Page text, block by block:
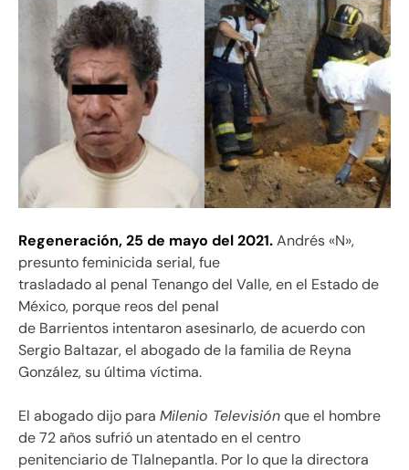
Regeneración,25 de mayo del 2021.Andrés «N»,
presunto feminicida serial, fue
trasladado al penal Tenango del Valle, en el Estado de
México, porque reos del penal
de Barrientos intentaron asesinarlo, de acuerdo con
Sergio Baltazar, el abogado de la familia de Reyna
González, su última víctima.
El abogado dijo para Milenio Televisiónque el hombre
de 72 años sufrió un atentado en el centro
penitenciario de Tlalnepantla. Por lo que la directora